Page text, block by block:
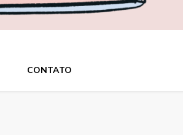
CONTATO